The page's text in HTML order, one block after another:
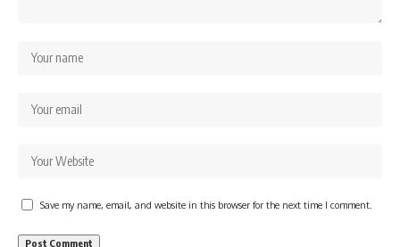
Save my name, email, and website in this browser for the next time I comment.